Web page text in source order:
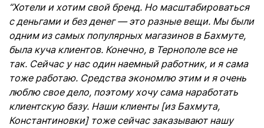
“Хотели и хотим свой бренд. Но масштабироваться
с деньгами и без денег — это разные вещи. Мы были
одним из самых популярных магазинов в Бахмуте,
была куча клиентов. Конечно, в Тернополе все не
так. Сейчас у нас один наемный работник, и я сама
тоже работаю. Средства экономлю этим и я очень
люблю свое дело, поэтому хочу сама наработать
клиентскую базу. Наши клиенты [из Бахмута,
Константиновки] тоже сейчас заказывают нашу